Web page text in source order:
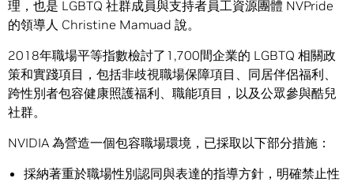
理，也是 LGBTQ 社群成員與支持者員工資源團體 NVPride
的領導人 Christine Mamuad 說。
2018年職場平等指數檢討了1,700間企業的 LGBTQ 相關政
策和實踐項目，包括非歧視職場保障項目、同居伴侶福利、
跨性別者包容健康照護福利、職能項目，以及公眾參與酷兒
社群。
NVIDIA 為營造一個包容職場環境，已採取以下部分措施：
採納著重於職場性別認同與表達的指導方針，明確禁止性